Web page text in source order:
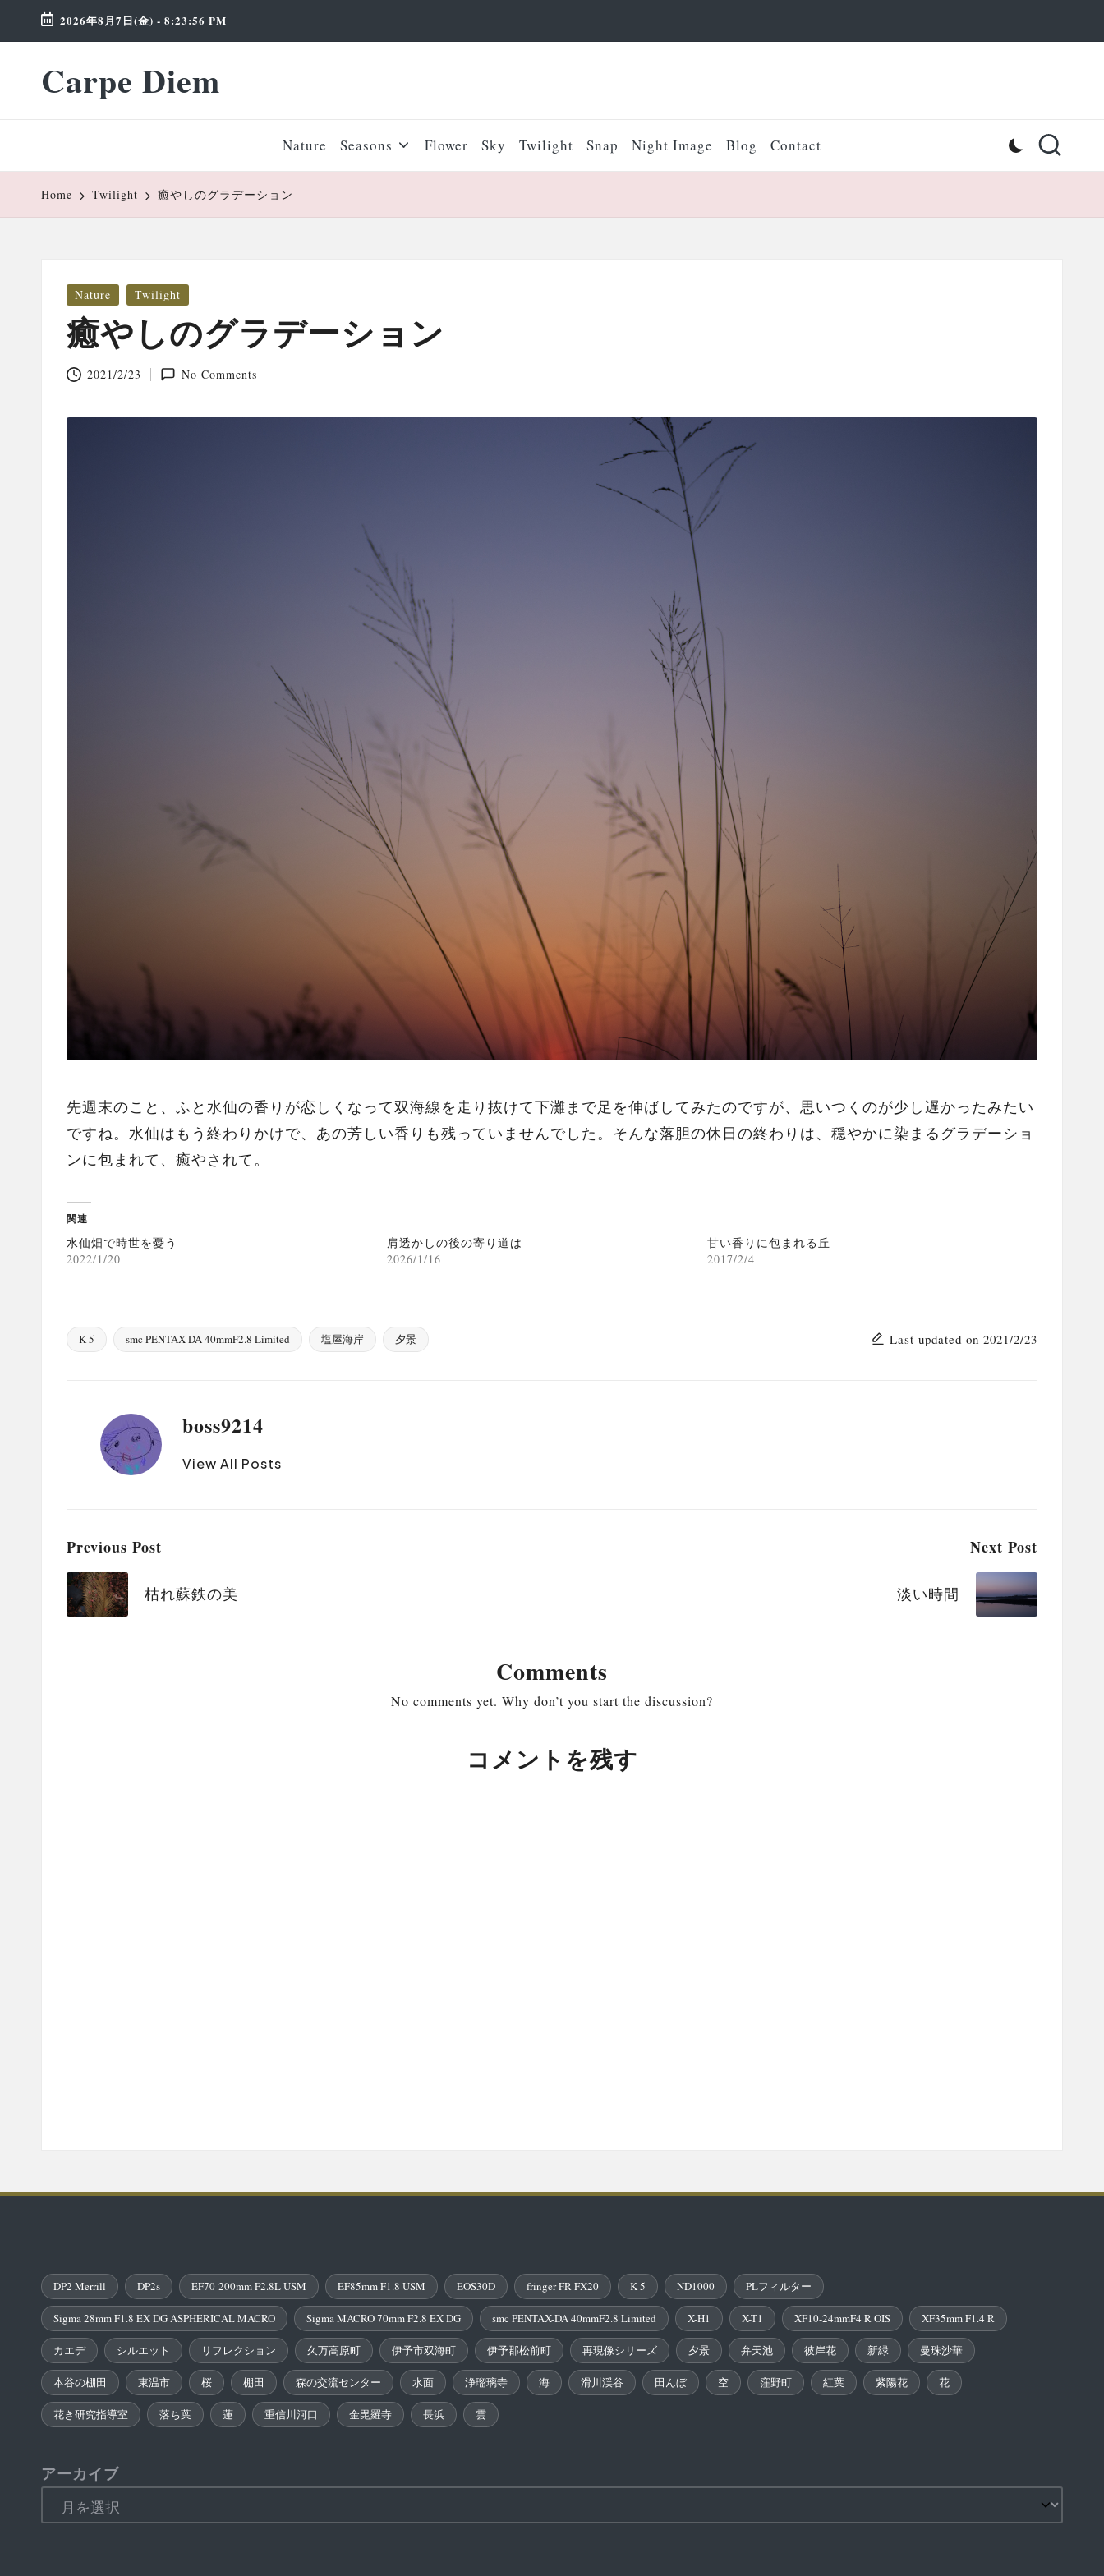
Skip
content
2026年8月7日(金) - 8:23:58 PM
Carpe Diem
Weekend
Wonderland
Nature Seasons Flower Sky Twilight Snap Night Image Blog Contact
Home Twilight 癒やしのグラデーション
Posted
Nature Twilight
癒やしのグラデーション
2021/2/23 No Comments
先週末のこと、ふと水仙の香りが恋しくなって双海線を走り抜けて下灘まで足を伸ばしてみたのですが、思いつくのが少し遅かったみたい
ですね。水仙はもう終わりかけで、あの芳しい香りも残っていませんでした。そんな落胆の休日の終わりは、穏やかに染まるグラデーショ
ンに包まれて、癒やされて。
関連
水仙畑で時世を憂う
2022/1/20
肩透かしの後の寄り道は
2026/1/16
甘い香りに包まれる丘
2017/2/4
Tags:
K-5 smc PENTAX-DA 40mmF2.8 Limited 塩屋海岸 夕景 Last updated on 2021/2/23
boss9214
View All Posts
Post
navigation
Previous Post
枯れ蘇鉄の美
Next Post
淡い時間
Comments
No comments yet. Why don’t you start the discussion?
コメントを残す
DP2 Merrill DP2s EF70-200mm F2.8L USM EF85mm F1.8 USM EOS30D fringer FR-FX20 K-5 ND1000 PLフィルター
Sigma 28mm F1.8 EX DG ASPHERICAL MACRO Sigma MACRO 70mm F2.8 EX DG smc PENTAX-DA 40mmF2.8 Limited X-H1 X-T1 XF10-24mmF4 R OIS XF35mm F1.4 R
カエデ シルエット リフレクション 久万高原町 伊予市双海町 伊予郡松前町 再現像シリーズ 夕景 弁天池 彼岸花 新緑 曼珠沙華
本谷の棚田 東温市 桜 棚田 森の交流センター 水面 浄瑠璃寺 海 滑川渓谷 田んぼ 空 窪野町 紅葉 紫陽花 花
花き研究指導室 落ち葉 蓮 重信川河口 金毘羅寺 長浜 雲
アーカイブ